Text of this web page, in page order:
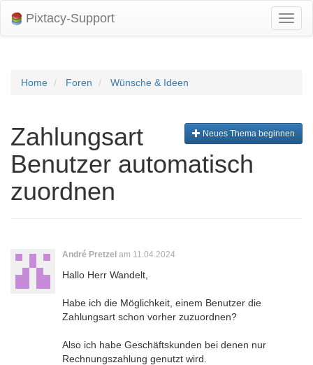
Pixtacy-Support
Home Foren Wünsche & Ideen
Neues Thema beginnen
Zahlungsart
Benutzer automatisch
zuordnen
André Pretzel am 11.04.2024
Hallo Herr Wandelt,
Habe ich die Möglichkeit, einem Benutzer die
Zahlungsart schon vorher zuzuordnen?
Also ich habe Geschäftskunden bei denen nur
Rechnungszahlung genutzt wird.